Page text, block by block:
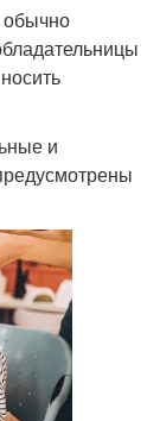
обычно
и